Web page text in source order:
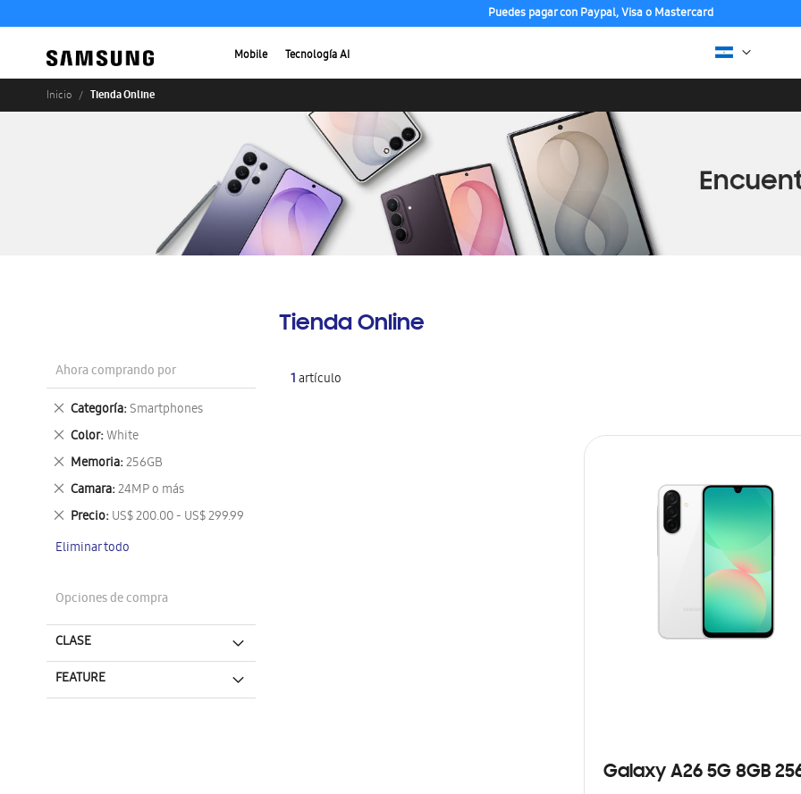
Puedes pagar con Paypal, Visa o Mastercard
Mobile Tecnología AI
Inicio Tienda Online
Tienda Online
1artículo
Galaxy A26 5G 8GB
Ahora comprando por
Categoría Smartphones
Eliminar
este
artículo
Color White
Eliminar
este
artículo
Memoria 256GB
Eliminar
este
artículo
Camara 24MP o más
Eliminar
este
artículo
Precio US$ 200.00 - US$ 299.99
Eliminar
artículo
Eliminar todo
Opciones de compra
CLASE
FEATURE